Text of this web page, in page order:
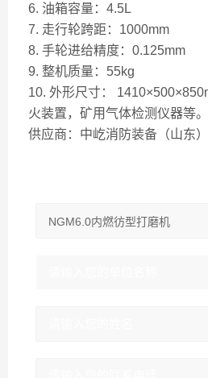
6. 油箱容量：4.5L
7. 走行轮跨距：1000mm
8. 手轮进给精度：0.125mm
9. 整机质量：55kg
10. 外形尺寸：
火装置，矿用气体检测仪器等。
供应商：中屹消防装备（山东